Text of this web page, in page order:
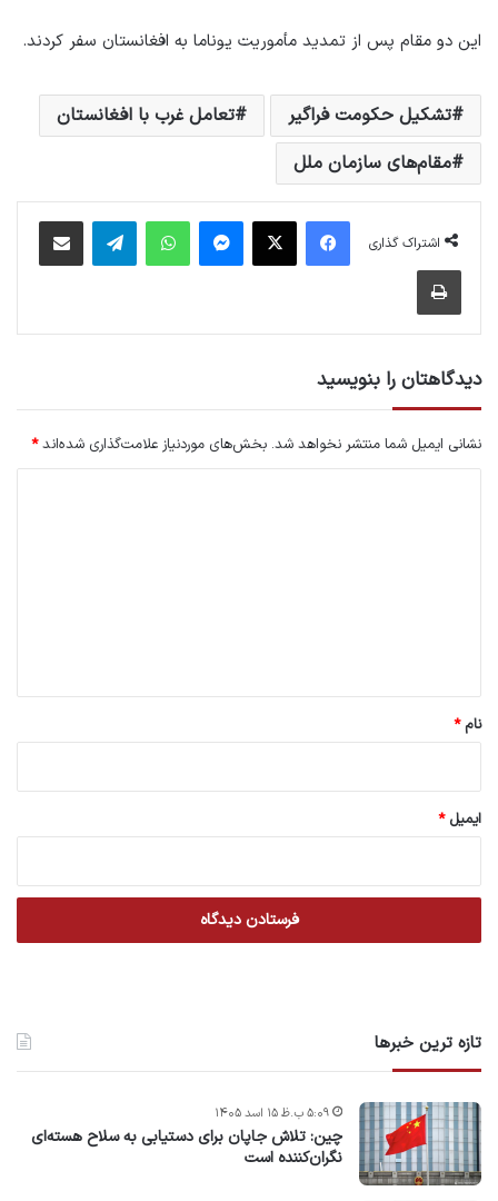
این دو مقام پس از تمدید مأموریت یوناما به افغانستان سفر کردند.
تشکیل حکومت فراگیر
تعامل غرب با افغانستان
مقام‌های سازمان ملل
اشتراک گذاری
فیس بوک X پیام رسان واتس آپ تلگرام اشتراک گذاری از طریق ایمیل
چاپ
دیدگاهتان را بنویسید
نشانی ایمیل شما منتشر نخواهد شد. بخش‌های موردنیاز علامت‌گذاری شده‌اند*
نام*
ایمیل*
تازه ترین خبرها
چین: تلاش جاپان برای دستیابی به سلاح هسته‌ای
نگران‌کننده است
۵:۰۹ ب.ظ ۱۵ اسد ۱۴۰۵